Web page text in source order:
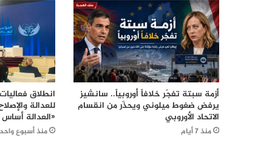
أزمة سبتة تفجّر خلافاً أوروبياً.. سانشيز
يرفض ضغوط ميلوني ويحذّر من انقسام
الاتحاد الأوروبي
منذ 7 أيام
انطلاق
للعدالة
«العدالة
منذ أسبوع واحد